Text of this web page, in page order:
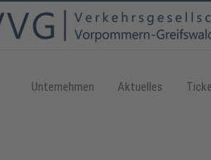
Unternehmen Aktuelles